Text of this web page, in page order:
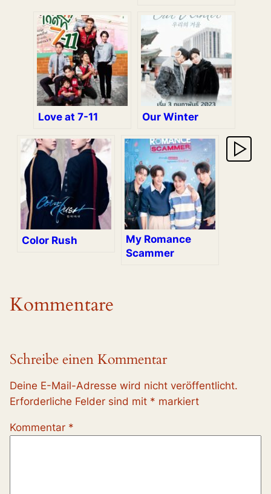
Love at 7-11 Our Winter
Color Rush
My Romance
Scammer
Kommentare
Schreibe einen Kommentar
Deine E-Mail-Adresse wird nicht veröffentlicht.
Erforderliche Felder sind mit * markiert
Kommentar *